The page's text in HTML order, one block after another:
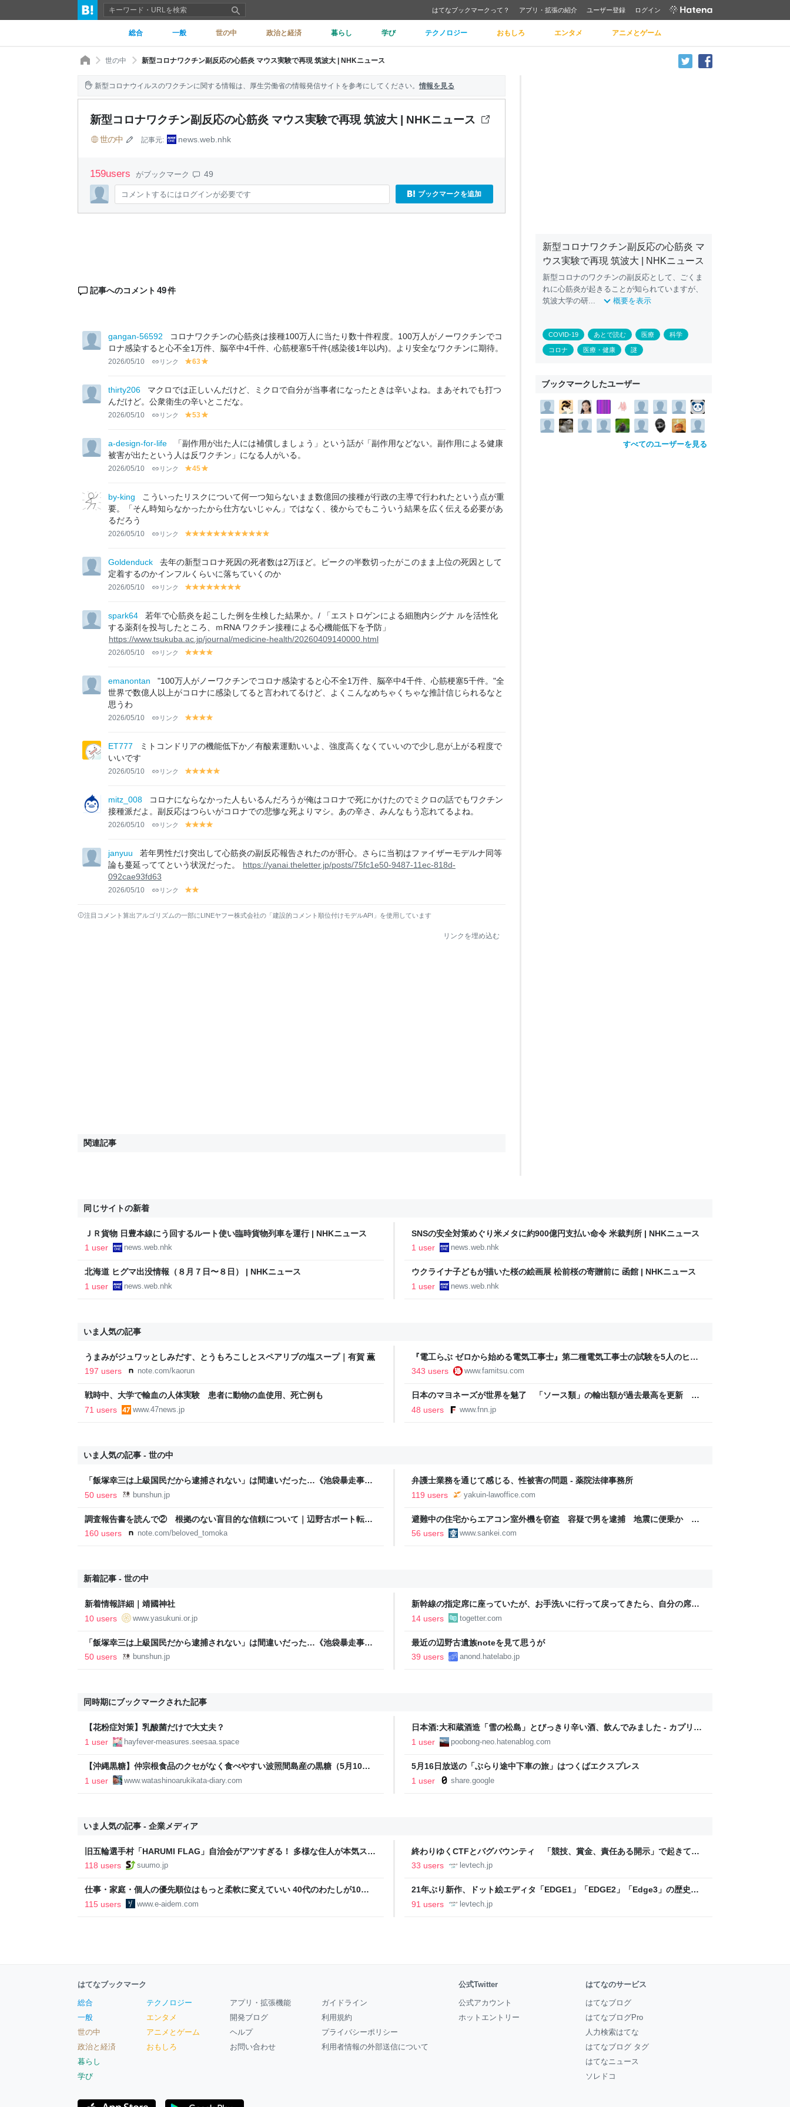
はてなブックマークって？ アプリ・拡張の紹介 ユーザー登録 ログイン
総合 一般 世の中 政治と経済 暮らし 学び テクノロジー おもしろ エンタメ アニメとゲーム
世の中 新型コロナワクチン副反応の心筋炎 マウス実験で再現 筑波大 | NHKニュース
新型コロナウイルスのワクチンに関する情報は、厚生労働省の情報発信サイトを参考にしてください。情報を見る
新型コロナワクチン副反応の心筋炎 マウス実験で再現 筑波大 | NHKニュース
世の中 記事元: news.web.nhk
159users がブックマーク 49
コメントするにはログインが必要です ブックマークを追加
記事へのコメント 49件
gangan-56592
コロナワクチンの心筋炎は接種100万人に当たり数十件程度。100万人がノーワクチンでコ
ロナ感染すると心不全1万件、脳卒中4千件、心筋梗塞5千件(感染後1年以内)。より安全なワクチンに期待。
2026/05/10 リンク
y
lo
w
63
lo
w
thirty206
マクロでは正しいんだけど、ミクロで自分が当事者になったときは辛いよね。まあそれでも打つ
んだけど。公衆衛生の辛いとこだな。
2026/05/10 リンク
y
lo
w
53
lo
w
a-design-for-life
「副作用が出た人には補償しましょう」という話が「副作用などない。副作用による健康
被害が出たという人は反ワクチン」になる人がいる。
2026/05/10 リンク
y
lo
w
45
lo
w
by-king
こういったリスクについて何一つ知らないまま数億回の接種が行政の主導で行われたという点が重
要。「そん時知らなかったから仕方ないじゃん」ではなく、後からでもこういう結果を広く伝える必要があ
るだろう
2026/05/10 リンク
y
lo
w
y
lo
w
y
lo
w
y
lo
w
y
lo
w
y
lo
w
y
lo
w
y
lo
w
y
lo
w
y
lo
w
y
lo
w
lo
w
Goldenduck
去年の新型コロナ死因の死者数は2万ほど。ピークの半数切ったがこのまま上位の死因として
定着するのかインフルくらいに落ちていくのか
2026/05/10 リンク
y
lo
w
y
lo
w
y
lo
w
y
lo
y
lo
w
y
lo
w
y
lo
w
lo
w
spark64
若年で心筋炎を起こした例を⽣検した結果か。/ 「エストロゲンによる細胞内シグナ ルを活性化
する薬剤を投与したところ、ｍRNA ワクチン接種による⼼機能低下を予防」
https://www.tsukuba.ac.jp/journal/medicine-health/20260409140000.html
2026/05/10 リンク
y
lo
w
y
lo
w
y
lo
w w
emanontan
"100万人がノーワクチンでコロナ感染すると心不全1万件、脳卒中4千件、心筋梗塞5千件。"全
世界で数億人以上がコロナに感染してると言われてるけど、よくこんなめちゃくちゃな推計信じられるなと
思うわ
2026/05/10 リンク
y
lo
y
lo
y
lolo
ET777
ミトコンドリアの機能低下か／有酸素運動いいよ、強度高くなくていいので少し息が上がる程度で
いいです
2026/05/10 リンク
y
lo
w
y
lo
w
y
lo
w
y
lo
w
lo
w
mitz_008
コロナにならなかった人もいるんだろうが俺はコロナで死にかけたのでミクロの話でもワクチン
接種派だよ。副反応はつらいがコロナでの悲惨な死よりマシ。あの辛さ、みんなもう忘れてるよね。
2026/05/10 リンク
y
lo
w
y
lo
w
y
lo
w
lo
w
janyuu
若年男性だけ突出して心筋炎の副反応報告されたのが肝心。さらに当初はファイザーモデルナ同等
論も蔓延っててという状況だった。
https://yanai.theletter.jp/posts/75fc1e50-9487-11ec-818d-
092cae93fd63
2026/05/10 リンク
y
lolo
注目コメント算出アルゴリズムの一部にLINEヤフー株式会社の「建設的コメント順位付けモデルAPI」を使用しています
リンクを埋め込む
関連記事
新型コロナワクチン副反応の心筋炎 マ
ウス実験で再現 筑波大 | NHKニュース
新型コロナのワクチンの副反応として、ごくま
れに心筋炎が起きることが知られていますが、
筑波大学の研...
概要を表示
COVID-19 あとで読む 医療 科学
コロナ 医療・健康 謎
ブックマークしたユーザー
すべてのユーザーを見る
同じサイトの新着
ＪＲ貨物 日豊本線にう回するルート使い臨時貨物列車を運行 | NHKニュース
1 user
news.web.nhk
SNSの安全対策めぐり米メタに約900億円支払い命令 米裁判所 | NHKニュース
1 user
news.web.nhk
北海道 ヒグマ出没情報（８月７日〜８日） | NHKニュース
1 user
news.web.nhk
ウクライナ子どもが描いた桜の絵画展 松前桜の寄贈前に 函館 | NHKニュース
1 user
news.web.nhk
いま人気の記事
うまみがジュワッとしみだす、とうもろこしとスペアリブの塩スープ｜有賀 薫
197 users
note.com/kaorun
『電工らぶ ゼロから始める電気工事士』第二種電気工事士の試験を5人のヒロ
インと勉強。青春しながら“過去問1000問”や“本番形式CBT模擬試験”で本格的
343 users www.famitsu.com
戦時中、大学で輸血の人体実験 患者に動物の血使用、死亡例も
71 users
www.47news.jp
日本のマヨネーズが世界を魅了 「ソース類」の輸出額が過去最高を更新 人
気の裏には卵黄のコク アメリカでは“日本風”が誕生｜FNNプライムオンライ
48 users www.fnn.jp
いま人気の記事 - 世の中
「飯塚幸三は上級国民だから逮捕されない」は間違いだった…《池袋暴走事
故》警視庁幹部が「自民党議員」に呼び出されても逮捕を見送った理由 | 文春
50 users bunshun.jp
弁護士業務を通じて感じる、性被害の問題 - 薬院法律事務所
119 users
yakuin-lawoffice.com
調査報告書を読んで② 根拠のない盲目的な信頼について｜辺野古ボート転覆
事故遺族メモ
160 users note.com/beloved_tomoka
避難中の住宅からエアコン室外機を窃盗 容疑で男を逮捕 地震に便乗か 県
警注意呼びかけ
56 users www.sankei.com
新着記事 - 世の中
新着情報詳細｜靖國神社
10 users
www.yasukuni.or.jp
新幹線の指定席に座っていたが、お手洗いに行って戻ってきたら、自分の席に
海外のキッズが座っていて困った話… 英語は伝わらないし、親は周りに見当た
14 users togetter.com
「飯塚幸三は上級国民だから逮捕されない」は間違いだった…《池袋暴走事
故》警視庁幹部が「自民党議員」に呼び出されても逮捕を見送った理由 | 文春
50 users bunshun.jp
最近の辺野古遺族noteを見て思うが
39 users
anond.hatelabo.jp
同時期にブックマークされた記事
【花粉症対策】乳酸菌だけで大丈夫？
1 user
hayfever-measures.seesaa.space
日本酒:大和蔵酒造「雪の松島」とびっきり辛い酒、飲んでみました - カプリチ
ョ−ソライフ_neo
1 user poobong-neo.hatenablog.com
【沖縄黒糖】仲宗根食品のクセがなく食べやすい波照間島産の黒糖（5月10日
は黒糖の日） - わたしの歩き方～お散歩日記
1 user www.watashinoarukikata-diary.com
5月16日放送の「ぶらり途中下車の旅」はつくばエクスプレス
1 user
share.google
いま人気の記事 - 企業メディア
旧五輪選手村「HARUMI FLAG」自治会がアツすぎる！ 多様な住人が本気スキ
ルで挑む、盆踊り2万人集客や交通改善など“街の価値向上”戦略 東京・中央
118 users suumo.jp
終わりゆくCTFとバグバウンティ 「競技、賞金、責任ある開示」で起きてい
ること【フォーカス】 - レバテックLAB
33 users levtech.jp
仕事・家庭・個人の優先順位はもっと柔軟に変えていい 40代のわたしが10年
後の自分に伝えたいこと - りっすん by イーアイデム
115 users www.e-aidem.com
21年ぶり新作、ドット絵エディタ「EDGE1」「EDGE2」「Edge3」の歴史に
ついて作者に聞く【フォーカス】 - レバテックLAB
91 users levtech.jp
はてなブックマーク
総合
一般
世の中
政治と経済
暮らし
学び
テクノロジー
エンタメ
アニメとゲーム
おもしろ
アプリ・拡張機能
開発ブログ
ヘルプ
お問い合わせ
ガイドライン
利用規約
プライバシーポリシー
利用者情報の外部送信について
公式Twitter
公式アカウント
ホットエントリー
はてなのサービス
はてなブログ
はてなブログPro
人力検索はてな
はてなブログ タグ
はてなニュース
ソレドコ